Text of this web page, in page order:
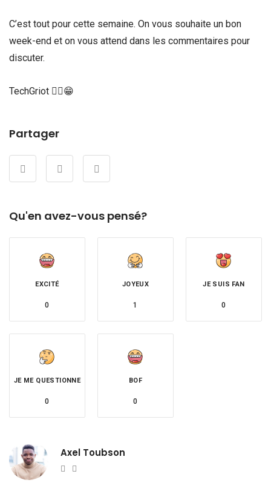
C’est tout pour cette semaine. On vous souhaite un bon
week-end et on vous attend dans les commentaires pour
discuter.
TechGriot ✌🏾😁
Partager
Qu'en avez-vous pensé?
EXCITÉ
0
JOYEUX
1
JE SUIS FAN
0
JE ME QUESTIONNE
0
BOF
0
Axel Toubson
Website